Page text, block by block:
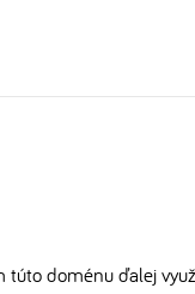
doménu ďalej